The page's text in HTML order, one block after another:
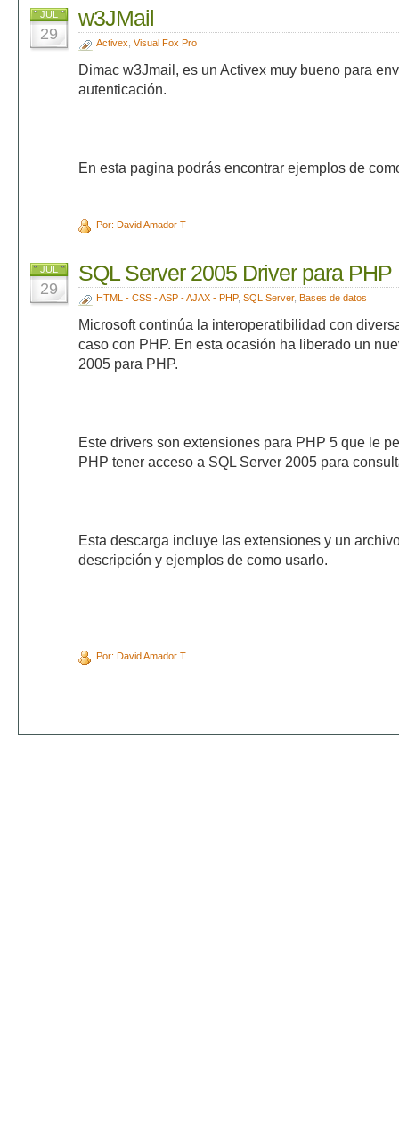
JUL
29
w3JMail
Activex Visual Fox Pro
Dimac w3Jmail, es un Activex muy bueno para
autenticación.
En esta pagina podrás encontrar ejemplos de
Por: David Amador T
JUL
29
SQL Server 2005 Driver para PHP
HTML - CSS - ASP - AJAX - PHP, SQL Server, Bases de datos
Microsoft continúa la interoperatibilidad con
caso con PHP. En esta ocasión ha liberado un
2005 para PHP.
Este drivers son extensiones para PHP 5 que le
PHP tener acceso a SQL Server 2005 para
Esta descarga incluye las extensiones y un
descripción y ejemplos de como usarlo.
Por: David Amador T